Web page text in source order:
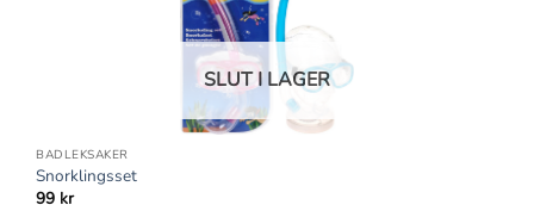
SLUT I LAGER
BADLEKSAKER
Snorklingsset
99 kr